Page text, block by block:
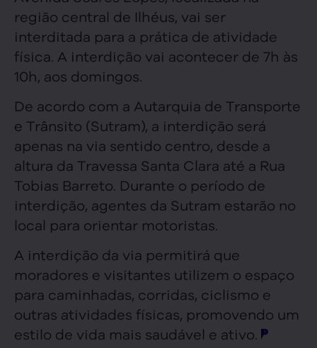
região central de Ilhéus, vai ser
interditada para a prática de atividade
física. A interdição vai acontecer de 7h às
10h, aos domingos.
De acordo com a Autarquia de Transporte
e Trânsito (Sutram), a interdição será
apenas na via sentido centro, desde a
altura da Travessa Santa Clara até a Rua
Tobias Barreto. Durante o período de
interdição, agentes da Sutram estarão no
local para orientar motoristas.
A interdição da via permitirá que
moradores e visitantes utilizem o espaço
para caminhadas, corridas, ciclismo e
outras atividades físicas, promovendo um
estilo de vida mais saudável e ativo.